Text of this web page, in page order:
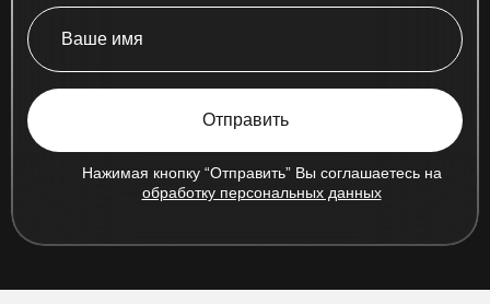
Отправить
Нажимая кнопку “Отправить” Вы соглашаетесь на
обработку персональных данных